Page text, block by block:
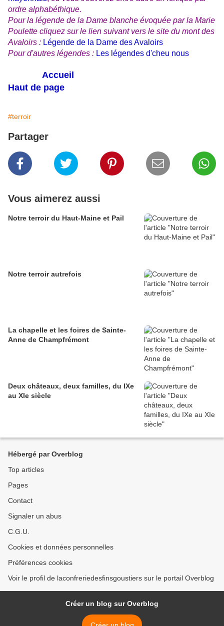
ordre alphabéthique.
Pour la légende de la Dame blanche évoquée par la Marie
Poulette cliquez sur le lien suivant vers le site du mont des
Avaloirs : Légende de la Dame des Avaloirs
Pour d'autres légendes : Les légendes d'cheu nous
Accueil
Haut de page
#terroir
Partager
Vous aimerez aussi
Notre terroir du Haut-Maine et Pail
Notre terroir autrefois
La chapelle et les foires de Sainte-
Anne de Champfrémont
Deux châteaux, deux familles, du IXe
au XIe siècle
Hébergé par Overblog
Top articles
Pages
Contact
Signaler un abus
C.G.U.
Cookies et données personnelles
Préférences cookies
Voir le profil de laconfreriedesfinsgoustiers sur le portail Overblog
Créer un blog sur Overblog